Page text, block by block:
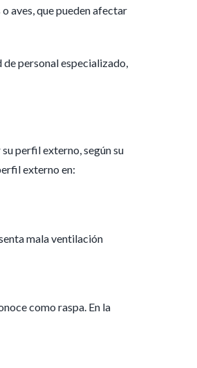
aves, que pueden afectar
personal especializado,
perfil externo, según su
externo en:
mala ventilación
como raspa. En la